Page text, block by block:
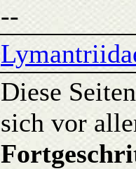
--
Diese
sich vor